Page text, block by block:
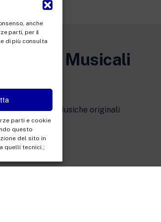
anche
parti, per il
di più consulta
parti e cookie
questo
del sito in
quelli tecnici.;
Edizioni Musicali
Musiche originali